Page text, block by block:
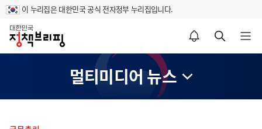
이 누리집은 대한민국 공식 전자정부 누리집입니다.
홈
알림설정 바로가기 검색 바로가기 메뉴 열기
멀티미디어 뉴스